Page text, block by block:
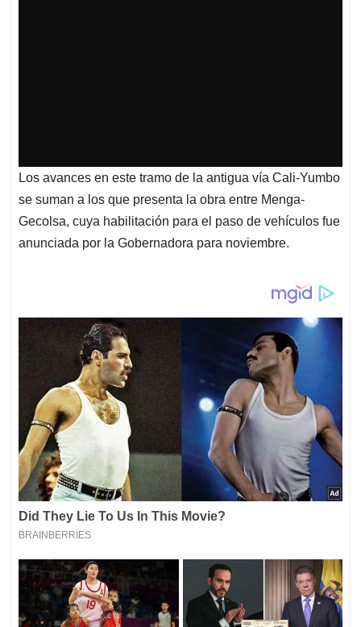
Los avances en este tramo de la antigua vía Cali-Yumbo
se suman a los que presenta la obra entre Menga-
Gecolsa, cuya habilitación para el paso de vehículos fue
anunciada por la Gobernadora para noviembre.